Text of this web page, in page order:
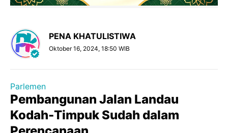
PENA KHATULISTIWA
Oktober 16, 2024, 18:50 WIB
Parlemen
Pembangunan Jalan Landau
Kodah-Timpuk Sudah dalam